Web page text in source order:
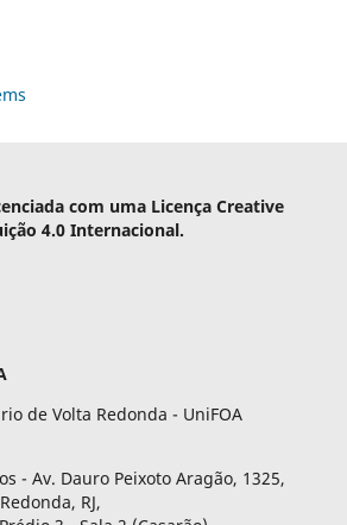
com uma Licença Creative
4.0 Internacional.
de Volta Redonda - UniFOA
- Av. Dauro Peixoto Aragão, 1325,
RJ,